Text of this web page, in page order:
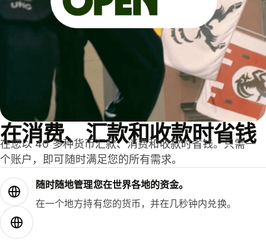
在消费、汇款和收款时省钱
在您以 40 多种货币汇款、消费和收款时省钱。只需一
个账户，即可随时满足您的所有需求。
随时随地管理您在世界各地的资金。
在一个地方持有您的货币，并在几秒钟内兑换。